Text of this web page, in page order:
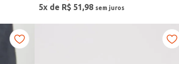
5x de R$ 51,98